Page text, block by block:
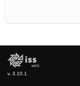
v. 3.10.1